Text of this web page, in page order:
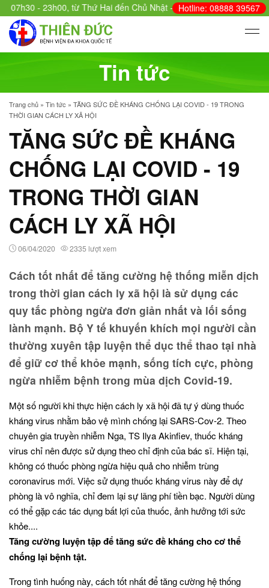
- 23h00, từ Thứ Hai đến Chủ Nhật - Cấp cứu: 24/24.Hotline: 08888 39567
Tin tức
Trang chủ » Tin tức » TĂNG SỨC ĐỀ KHÁNG CHỐNG LẠI COVID - 19 TRONG
THỜI GIAN CÁCH LY XÃ HỘI
TĂNG SỨC ĐỀ KHÁNG
CHỐNG LẠI COVID - 19
TRONG THỜI GIAN
CÁCH LY XÃ HỘI
06/04/2020 2335 lượt xem
Cách tốt nhất để tăng cường hệ thống miễn dịch
trong thời gian cách ly xã hội là sử dụng các
quy tắc phòng ngừa đơn giản nhất và lối sống
lành mạnh. Bộ Y tế khuyến khích mọi người cần
thường xuyên tập luyện thể dục thể thao tại nhà
để giữ cơ thể khỏe mạnh, sống tích cực, phòng
ngừa nhiễm bệnh trong mùa dịch Covid-19.
Một số người khi thực hiện cách ly xã hội đã tự ý dùng thuốc
kháng virus nhằm bảo vệ mình chống lại SARS-Cov-2. Theo
chuyên gia truyền nhiễm Nga, TS Ilya Akinfiev, thuốc kháng
virus chỉ nên được sử dụng theo chỉ định của bác sĩ. Hiện tại,
không có thuốc phòng ngừa hiệu quả cho nhiễm trùng
coronavirus mới. Việc sử dụng thuốc kháng virus này để dự
phòng là vô nghĩa, chỉ đem lại sự lãng phí tiền bạc. Người dùng
có thể gặp các tác dụng bất lợi của thuốc, ảnh hưởng tới sức
khỏe....
Tăng cường luyện tập để tăng sức đề kháng cho cơ thể
chống lại bệnh tật.
Trong tình huống này, cách tốt nhất để tăng cường hệ thống